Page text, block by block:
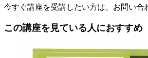
今すぐ講座を受講したい方は、お問い合
この講座を見ている人におすすめ